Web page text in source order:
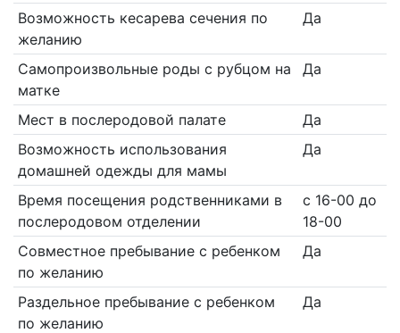
Возможность кесарева сечения по
желанию
Да
Самопроизвольные роды с рубцом на
матке
Да
Мест в послеродовой палате
Да
Возможность использования
домашней одежды для мамы
Да
Время посещения родственниками в
послеродовом отделении
с 16-00 до
18-00
Совместное пребывание с ребенком
по желанию
Да
Раздельное пребывание с ребенком
по желанию
Да